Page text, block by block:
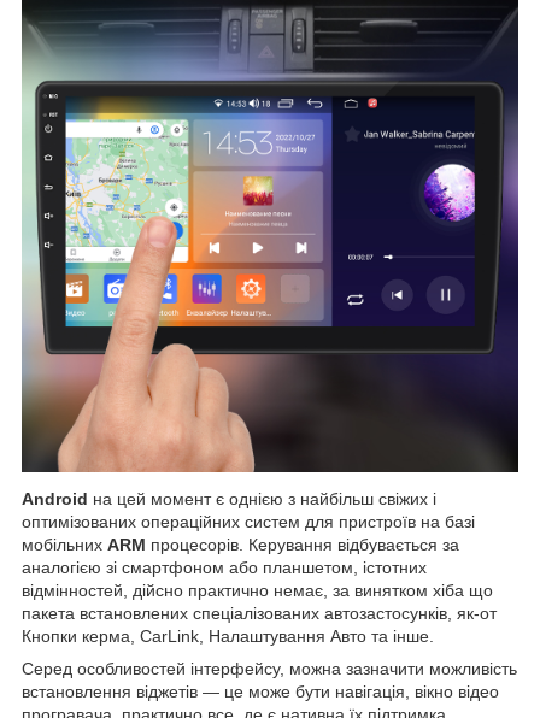
Android на цей момент є однією з найбільш свіжих і
оптимізованих операційних систем для пристроїв на базі
мобільних ARM процесорів. Керування відбувається за
аналогією зі смартфоном або планшетом, істотних
відмінностей, дійсно практично немає, за винятком хіба що
пакета встановлених спеціалізованих автозастосунків, як-от
Кнопки керма, CarLink, Налаштування Авто та інше.
Серед особливостей інтерфейсу, можна зазначити можливість
встановлення віджетів — це може бути навігація, вікно відео